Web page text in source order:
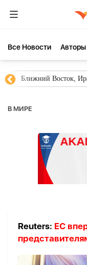
Все Новости Aвторы
Ближний Восток,
В МИРЕ
Reuters: ЕС